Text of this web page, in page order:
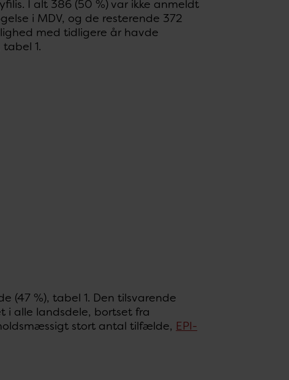
I alt 386 (50 %) var ikke anmeldt
i MDV, og de resterende 372
med tidligere år havde
1.
(47 %), tabel 1. Den tilsvarende
i alle landsdele, bortset fra
stort antal tilfælde, EPI-